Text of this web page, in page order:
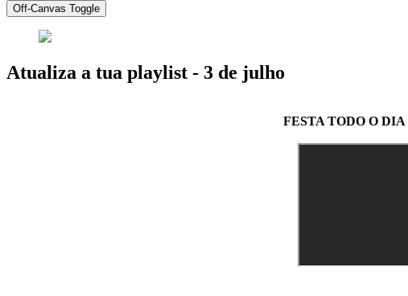
Off-Canvas Toggle
Atualiza a tua playlist - 3 de julho
FESTA TODO O DIA